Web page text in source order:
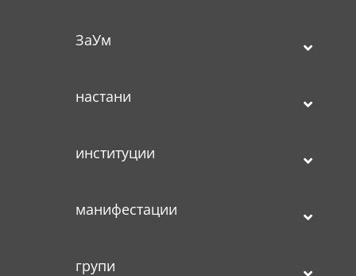
ЗаУм
настани
институции
манифестации
групи